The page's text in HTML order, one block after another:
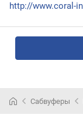
Сабвуферы